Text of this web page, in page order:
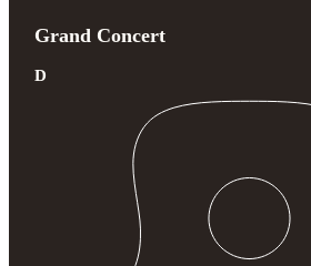
Grand Concert
D